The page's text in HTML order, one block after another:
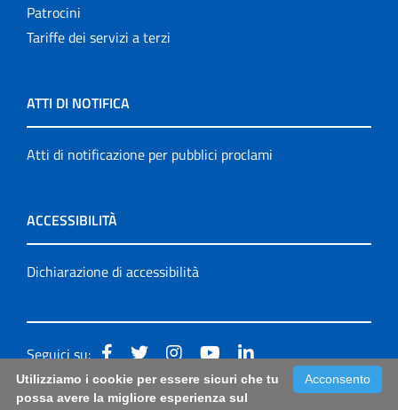
Patrocini
Tariffe dei servizi a terzi
ATTI DI NOTIFICA
Atti di notificazione per pubblici proclami
ACCESSIBILITÀ
Dichiarazione di accessibilità
Seguici su:
Accessibilità: form di segnalazione di prima istanza per
Acconsento
Utilizziamo i cookie per essere sicuri che tu
possa avere la migliore esperienza sul